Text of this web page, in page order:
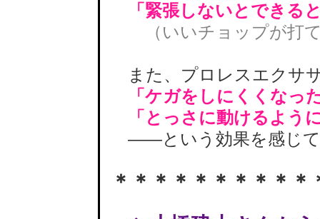
「緊張しないとできる
（いいチョップが打
また、プロレスエクサ
「ケガをしにくくなっ
「とっさに動けるよう
――という効果を感じて
＊＊＊＊＊＊＊＊＊